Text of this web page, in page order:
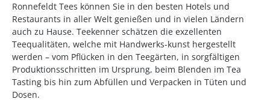
Ronnefeldt Tees können Sie in den besten Hotels und
Restaurants in aller Welt genießen und in vielen Ländern
auch zu Hause. Teekenner schätzen die exzellenten
Teequalitäten, welche mit Handwerks-kunst hergestellt
werden – vom Pflücken in den Teegärten, in sorgfältigen
Produktionsschritten im Ursprung, beim Blenden im Tea
Tasting bis hin zum Abfüllen und Verpacken in Tüten und
Dosen.